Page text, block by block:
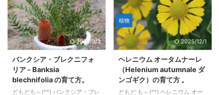
湿の環境を超えられるゲラニウム
は限られ、 さらにゲラニウム 'ジ
ョンソンズブルー'のような「人
気の青系」の花のゲラニウムは皆
無なのでは？と思っていましたが
ます。 ３年くらい育てたのでだ
いたいどのような性質かわかりま
した。 本文のデータや写真等は
すべて筆者自身の観察によるもの
です。 エキゾチックなオレンジ
がかった赤花と上に向かって１つ
花茎が伸びる姿が特徴的です。
種まきして１年半ほど育ててみ
て、だいたいわかったのでまとめ
はすべて筆者自身の観察によるも
のです。AI生成は使用していませ
ん。 画像とデータ 学名：
Ipomopsis rubra 別名：スタンデ
2025/9/3
バンクシア・ブレクニフォ
リア - Banksia
blechnifolia の育て方。
どもども～(^^) バンクシア・ブレ
植物
2025/12/1
ヘレニウム オータムナーレ
（Helenium autumnale ダ
ンゴギク）の育て方 。
どもど も～(^^) ヘレニウム オー